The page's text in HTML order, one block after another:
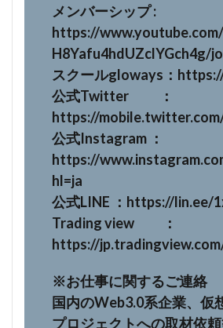
メンバーシップ :
https://
H8Yafu4hdUZclYGch4g/
スクールgloways：
公式Twitter ：
https://
公式Instagram ：
https://
hl=ja
公式LINE ：https://lin.ee/
Trading view ：
https://
※お仕事に関するご連絡
国内のWeb3.0系企業、仮
プロジェクトへの取材依